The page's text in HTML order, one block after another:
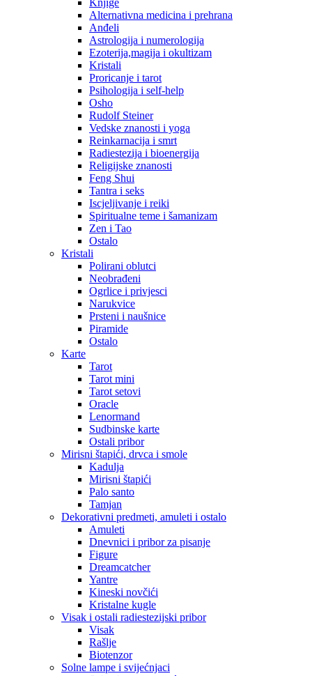
Alternativna medicina i prehrana
Anđeli
Astrologija i numerologija
Ezoterija,magija i okultizam
Kristali
Proricanje i tarot
Psihologija i self-help
Osho
Rudolf Steiner
Vedske znanosti i yoga
Reinkarnacija i smrt
Radiestezija i bioenergija
Religijske znanosti
Feng Shui
Tantra i seks
Iscjeljivanje i reiki
Spiritualne teme i šamanizam
Zen i Tao
Ostalo
Kristali
Polirani oblutci
Neobrađeni
Ogrlice i privjesci
Narukvice
Prsteni i naušnice
Piramide
Ostalo
Karte
Tarot
Tarot mini
Tarot setovi
Oracle
Lenormand
Sudbinske karte
Ostali pribor
Mirisni štapići, drvca i smole
Kadulja
Mirisni štapići
Palo santo
Tamjan
Dekorativni predmeti, amuleti i ostalo
Amuleti
Dnevnici i pribor za pisanje
Figure
Dreamcatcher
Yantre
Kineski novčići
Kristalne kugle
Visak i ostali radiestezijski pribor
Visak
Rašlje
Biotenzor
Solne lampe i svijećnjaci